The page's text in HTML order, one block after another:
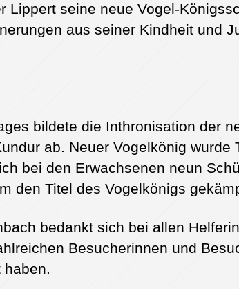
Lippert seine neue Vogel-
aus seiner Kindheit und
bildete die Inthronisation der
ab. Neuer Vogelkönig
bei den Erwachsenen neun
den Titel des Vogelkönigs
bedankt sich bei allen
Besucherinnen und
haben.